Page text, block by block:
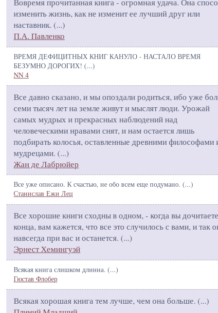
Вовремя прочитанная книга - огромная удача. Она
изменить жизнь, как не изменит ее лучший друг или
наставник. (...)
П.А. Павленко
ВРЕМЯ ДЕФИЦИТНЫХ КНИГ КАНУЛО - НАСТАЛО ВРЕМЯ
БЕЗУМНО ДОРОГИХ! (...)
NN 4
Все давно сказано, и мы опоздали родиться, ибо уже
семи тысяч лет на земле живут и мыслят люди. Урожай
самых мудрых и прекрасных наблюдений над
человеческими нравами снят, и нам остается лишь
подбирать колосья, оставленные древними философами
мудрецами. (...)
Жан де Лабрюйер
Все уже описано. К счастью, не обо всем еще подумано. (...)
Станислав Ежи Лец
Все хорошие книги сходны в одном, - когда вы
конца, вам кажется, что все это случилось с вами, и так
навсегда при вас и останется. (...)
Эрнест Хемингуэй
Всякая книга слишком длинна. (...)
Гюстав Флобер
Всякая хорошая книга тем лучше, чем она больше. (...)